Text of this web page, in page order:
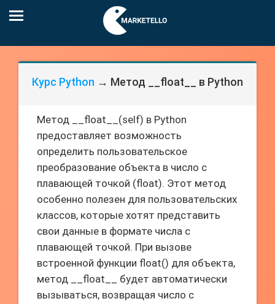
Курс Python → Метод __float__ в Python
Метод __float__(self) в Python
предоставляет возможность
определить пользовательское
преобразование объекта в число с
плавающей точкой (float). Этот метод
особенно полезен для пользовательских
классов, которые хотят представить
свои данные в формате числа с
плавающей точкой. При вызове
встроенной функции float() для объекта,
метод __float__ будет автоматически
вызываться, возвращая число с